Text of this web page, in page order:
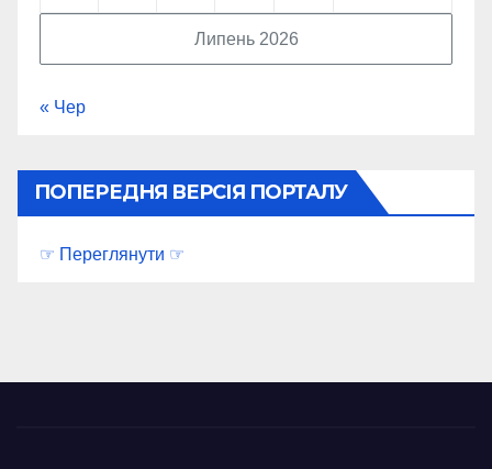
Липень 2026
« Чер
ПОПЕРЕДНЯ ВЕРСІЯ ПОРТАЛУ
☞ Переглянути ☞